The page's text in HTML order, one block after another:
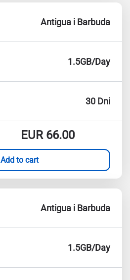
Antigua i Barbuda
1.5GB/Day
30 Dni
EUR66.00
Add to cart
Antigua i Barbuda
1.5GB/Day